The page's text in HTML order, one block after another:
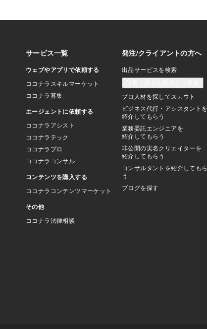
レートを上から
チョコレートで